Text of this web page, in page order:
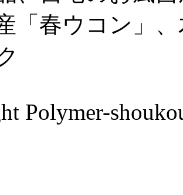
「春ウコン」
Polymer-